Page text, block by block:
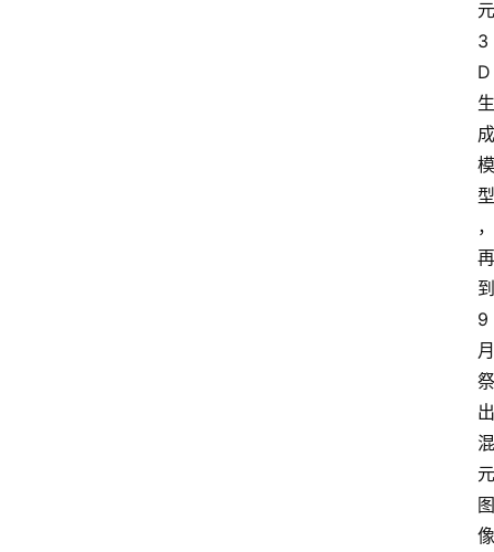
元
3
D
生
成
模
型
，
再
到
9
月
祭
出
混
元
图
像